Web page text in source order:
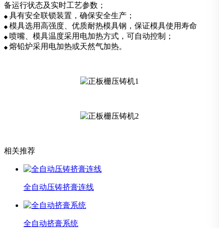
备运行状态及实时工艺参数；
◆ 具有安全联锁装置，确保安全生产；
◆ 模具选用高强度、优质耐热模具钢，保证模具使用寿命
◆ 喷嘴、模具温度采用电加热方式，可自动控制；
◆ 熔铅炉采用电加热或天然气加热。
相关推荐
全自动压铸挤膏连线
全自动挤膏系统